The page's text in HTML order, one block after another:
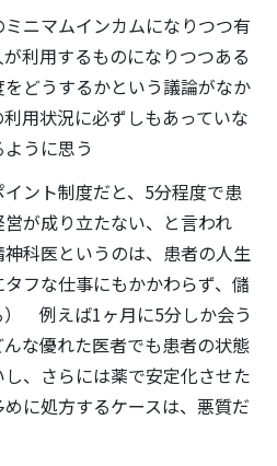
検
索:
ニマムインカムになりつつ有
利用するものになりつつある
どうするかという議論がなか
用状況に必ずしもあっていな
うに思う
ント制度だと、5分程度で患
が成り立たない、と言われ
科医というのは、患者の人生
フな仕事にもかかわらず、儲
） 例えば1ヶ月に5分しか会う
な優れた医者でも患者の状態
、さらには薬で安定化させた
に処方するケースは、悪質だ